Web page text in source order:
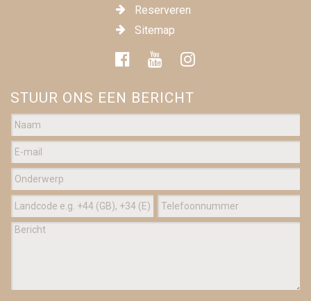
Reserveren
Sitemap
STUUR ONS EEN BERICHT